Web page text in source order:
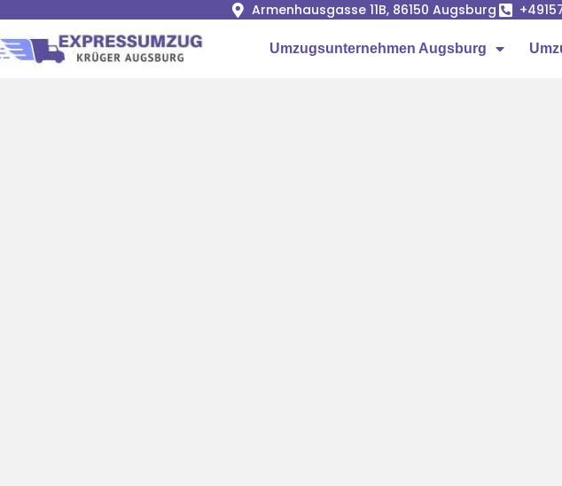
Armenhausgasse 11B, 86150 Augsburg
Umzugsunternehmen Augsburg